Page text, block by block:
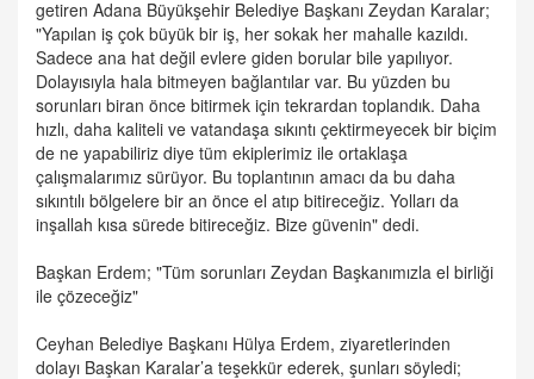
getiren Adana Büyükşehir Belediye Başkanı Zeydan Karalar;
"Yapılan iş çok büyük bir iş, her sokak her mahalle kazıldı.
Sadece ana hat değil evlere giden borular bile yapılıyor.
Dolayısıyla hala bitmeyen bağlantılar var. Bu yüzden bu
sorunları biran önce bitirmek için tekrardan toplandık. Daha
hızlı, daha kaliteli ve vatandaşa sıkıntı çektirmeyecek bir biçim
de ne yapabiliriz diye tüm ekiplerimiz ile ortaklaşa
çalışmalarımız sürüyor. Bu toplantının amacı da bu daha
sıkıntılı bölgelere bir an önce el atıp bitireceğiz. Yolları da
inşallah kısa sürede bitireceğiz. Bize güvenin" dedi.
Başkan Erdem; "Tüm sorunları Zeydan Başkanımızla el birliği
ile çözeceğiz"
Ceyhan Belediye Başkanı Hülya Erdem, ziyaretlerinden
dolayı Başkan Karalar’a teşekkür ederek, şunları söyledi;